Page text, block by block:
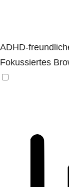
ADHD-
Fokussiertes